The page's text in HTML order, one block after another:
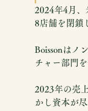
2024年4月
8店舗を閉鎖
Boissonはノ
チャー部門
2023年の売
かし資本が尽